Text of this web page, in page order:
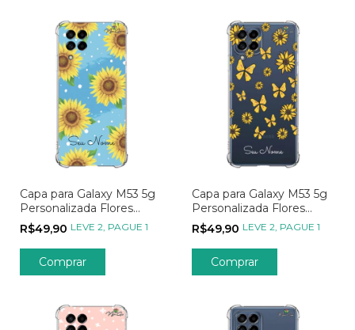
Capa para Galaxy M53 5g
Personalizada Flores
Girassóis
R$49,90 LEVE 2, PAGUE 1
Capa para Galaxy M53 5g
Personalizada Flores
Girassóis e Borboletas
R$49,90 LEVE 2, PAGUE 1